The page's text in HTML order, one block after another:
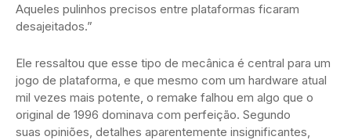
Aqueles pulinhos precisos entre plataformas ficaram
desajeitados.”
Ele ressaltou que esse tipo de mecânica é central para um
jogo de plataforma, e que mesmo com um hardware atual
mil vezes mais potente, o remake falhou em algo que o
original de 1996 dominava com perfeição. Segundo
suas opiniões, detalhes aparentemente insignificantes,